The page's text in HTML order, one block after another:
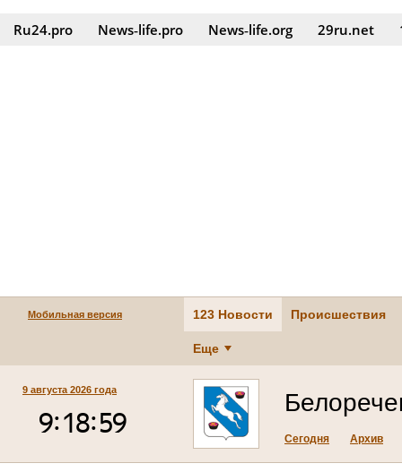
Ru24.pro News‑life.pro News‑life.org 29ru.net
Мобильная версия 123 Новости Происшествия
Еще
9 августа 2026 года
Сегодня Архив